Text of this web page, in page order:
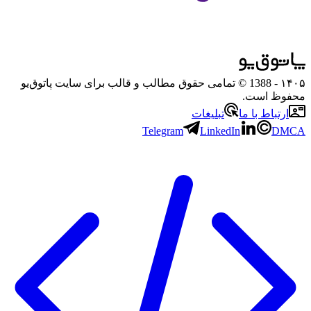
۱۴۰۵
- 1388 © تمامی حقوق مطالب و قالب برای سایت پاتوق‌یو
محفوظ است.
ارتباط با ما
تبلیغات
Telegram
LinkedIn DMCA